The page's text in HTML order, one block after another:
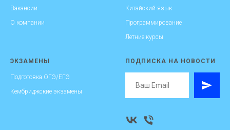
Вакансии
О компании
Китайский язык
Программирование
Летние курсы
ЭКЗАМЕНЫ
Подготовка ОГЭ/ЕГЭ
Кембриджские экзамены
ПОДПИСКА НА НОВОСТИ